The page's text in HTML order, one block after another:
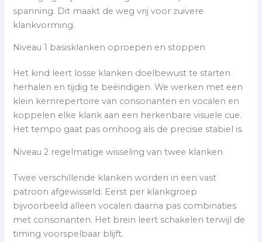
spanning. Dit maakt de weg vrij voor zuivere
klankvorming.
Niveau 1 basisklanken oproepen en stoppen
Het kind leert losse klanken doelbewust te starten
herhalen en tijdig te beëindigen. We werken met een
klein kernrepertoire van consonanten en vocalen en
koppelen elke klank aan een herkenbare visuele cue.
Het tempo gaat pas omhoog als de precisie stabiel is.
Niveau 2 regelmatige wisseling van twee klanken
Twee verschillende klanken worden in een vast
patroon afgewisseld. Eerst per klankgroep
bijvoorbeeld alleen vocalen daarna pas combinaties
met consonanten. Het brein leert schakelen terwijl de
timing voorspelbaar blijft.